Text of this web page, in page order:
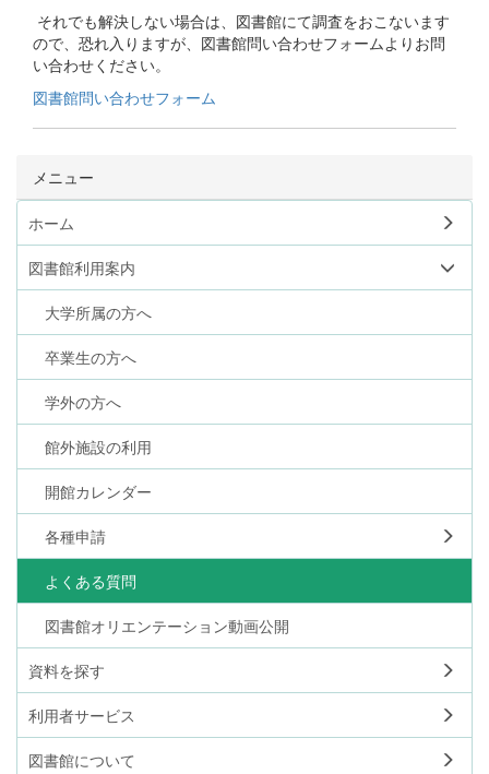
それでも解決しない場合は、図書館にて調査をおこないます
ので、恐れ入りますが、図書館問い合わせフォームよりお問
い合わせください。
図書館問い合わせフォーム
メニュー
ホーム
図書館利用案内
大学所属の方へ
卒業生の方へ
学外の方へ
館外施設の利用
開館カレンダー
各種申請
よくある質問
図書館オリエンテーション動画公開
資料を探す
利用者サービス
図書館について